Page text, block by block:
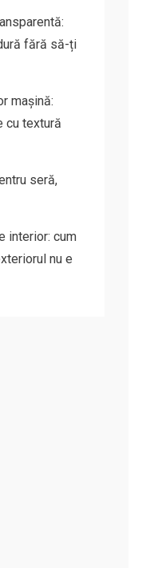
fără să-ți
mașină:
cu textură
seră,
interior: cum
nu e